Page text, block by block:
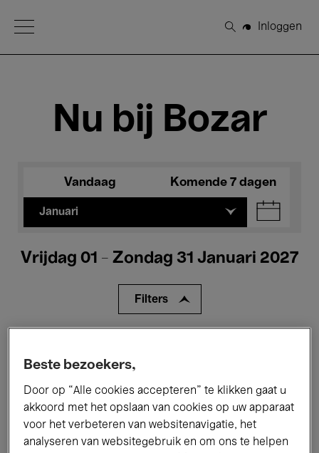
Open Menu
Zoeken
Inloggen
Nu bij Bozar
Vandaag Komende 7 dagen
Januari
Vrijdag 01 - Zondag 31 Januari 2027
Filters
Performances Lezingen & Debatten
Jazz Klassieke Muziek Global Music
Beste bezoekers,
Door op “Alle cookies accepteren” te klikken gaat u
akkoord met het opslaan van cookies op uw apparaat
voor het verbeteren van websitenavigatie, het
analyseren van websitegebruik en om ons te helpen